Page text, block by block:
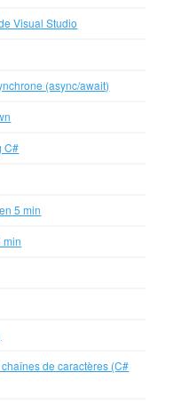
Visual Studio
(async/await)
C#
5 min
min
de caractères (C#